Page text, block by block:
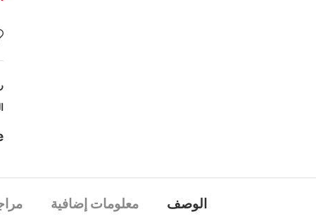
الوصف معلومات إضافية